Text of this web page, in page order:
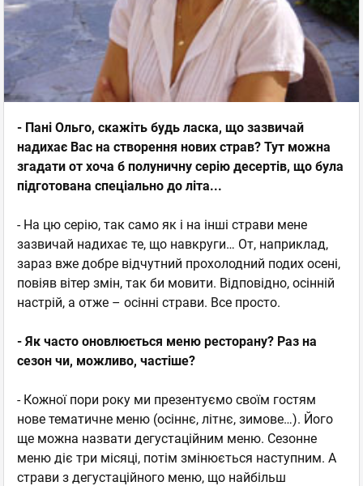
- Пані Ольго, скажіть будь ласка, що зазвичай
надихає Вас на створення нових страв? Тут можна
згадати от хоча б полуничну серію десертів, що була
підготована спеціально до літа...
- На цю серію, так само як і на інші страви мене
зазвичай надихає те, що навкруги… От, наприклад,
зараз вже добре відчутний прохолодний подих осені,
повіяв вітер змін, так би мовити. Відповідно, осінній
настрій, а отже – осінні страви. Все просто.
- Як часто оновлюється меню ресторану? Раз на
сезон чи, можливо, частіше?
- Кожної пори року ми презентуємо своїм гостям
нове тематичне меню (осіннє, літнє, зимове…). Його
ще можна назвати дегустаційним меню. Сезонне
меню діє три місяці, потім змінюється наступним. А
страви з дегустаційного меню, що найбільш